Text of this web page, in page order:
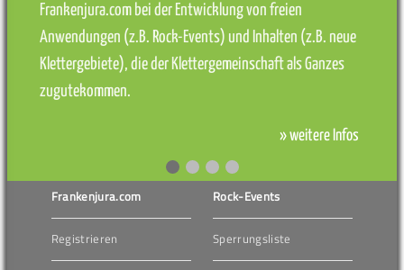
Frankenjura.com bei der Entwicklung von freien
Anwendungen (z.B. Rock-Events) und Inhalten (z.B. neue
Klettergebiete), die der Klettergemeinschaft als Ganzes
zugutekommen.
» weitere Infos
Frankenjura.com
Registrieren
Rock-Events
Sperrungsliste